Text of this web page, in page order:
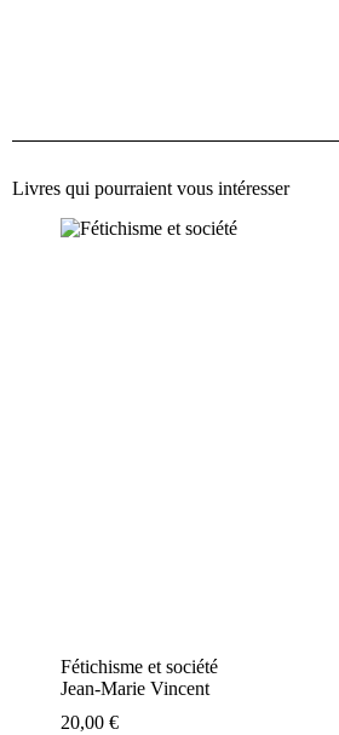
Livres qui pourraient vous intéresser
Fétichisme et société
Jean-Marie Vincent
20,00 €